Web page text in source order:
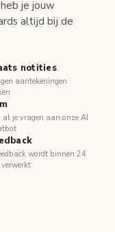
je jouw
altijd bij de
notities
aantekeningen
al je vragen aan onze AI
wordt binnen 24